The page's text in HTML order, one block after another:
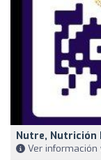
Nutre, Nutrición
Ver información